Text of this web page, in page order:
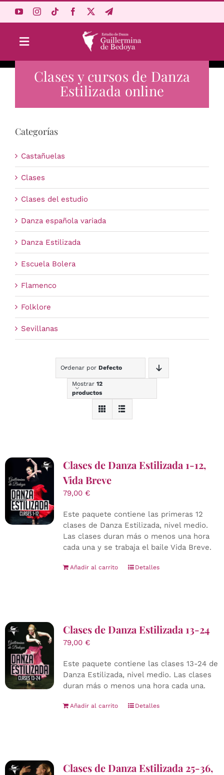
Toggle
Navigation
Aprende Online
Estudio
Carrito
Clases y cursos de Danza
Estilizada online
Categorías
Castañuelas
Clases
Clases del estudio
Danza española variada
Danza Estilizada
Escuela Bolera
Flamenco
Folklore
Sevillanas
Ordenar por Defecto
Mostrar 12
productos
Clases de Danza Estilizada 1-12,
Vida Breve
79,00 €
Este paquete contiene las primeras 12
clases de Danza Estilizada, nivel medio.
Las clases duran más o menos una hora
cada una y se trabaja el baile Vida Breve.
Añadir al carrito Detalles
Clases de Danza Estilizada 13-24
79,00 €
Este paquete contiene las clases 13-24 de
Danza Estilizada, nivel medio. Las clases
duran más o menos una hora cada una.
Añadir al carrito Detalles
Clases de Danza Estilizada 25-36,